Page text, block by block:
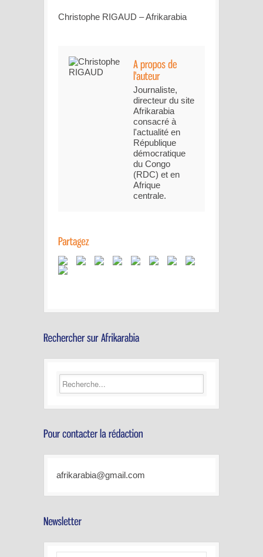
Christophe RIGAUD – Afrikarabia
Journaliste,
directeur du site
Afrikarabia
consacré à
l'actualité en
République
démocratique
du Congo
(RDC) et en
Afrique
centrale.
afrikarabia@gmail.com